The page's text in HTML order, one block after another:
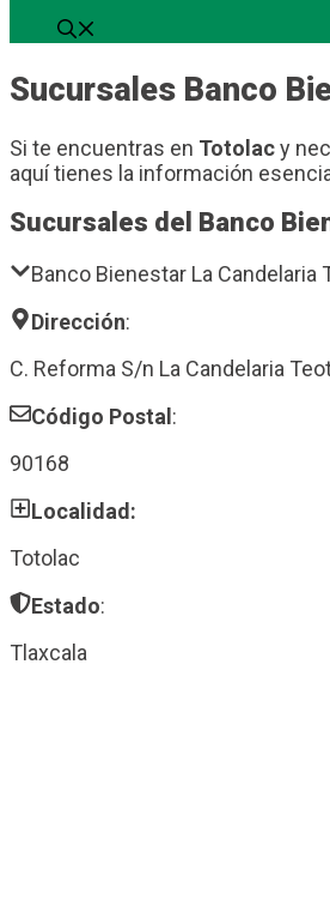
Sucursales Banco
Si te encuentras en Totolacy
aquí tienes la información
Sucursales del Banco
Banco Bienestar La Candelaria
Dirección:
C. Reforma S/n La Candelaria
Código Postal:
90168
Localidad:
Totolac
Estado:
Tlaxcala